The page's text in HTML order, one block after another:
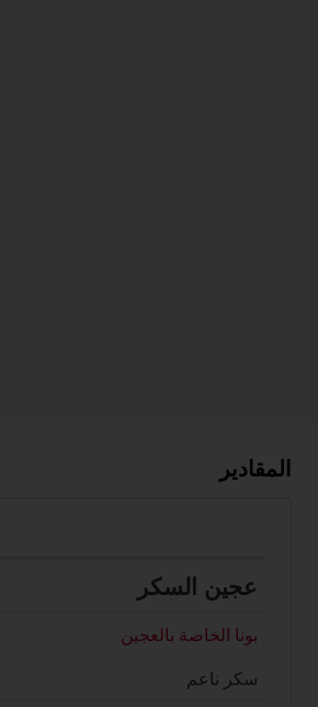
المقادير
عجين السكر
بونا الخاصة بالعجين
سكر ناعم